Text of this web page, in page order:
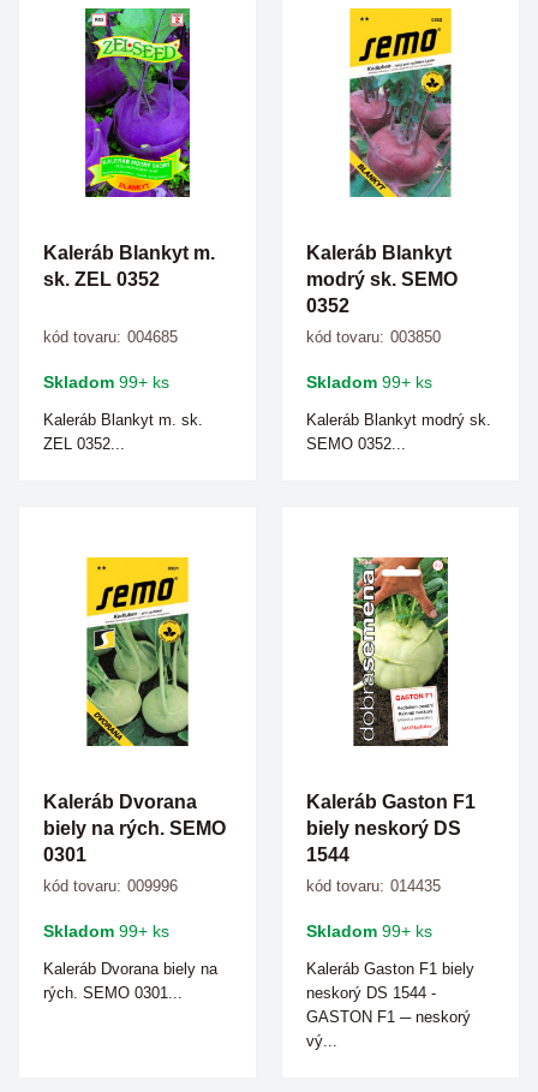
Kaleráb Blankyt m.
sk. ZEL 0352
kód tovaru: 004685
Skladom 99+ ks
Kaleráb Blankyt m. sk.
ZEL 0352...
Kaleráb Blankyt
modrý sk. SEMO
0352
kód tovaru: 003850
Skladom 99+ ks
Kaleráb Blankyt modrý sk.
SEMO 0352...
Kaleráb Dvorana
biely na rých. SEMO
0301
kód tovaru: 009996
Skladom 99+ ks
Kaleráb Dvorana biely na
rých. SEMO 0301...
Kaleráb Gaston F1
biely neskorý DS
1544
kód tovaru: 014435
Skladom 99+ ks
Kaleráb Gaston F1 biely
neskorý DS 1544 -
GASTON F1 ─ neskorý
vý...